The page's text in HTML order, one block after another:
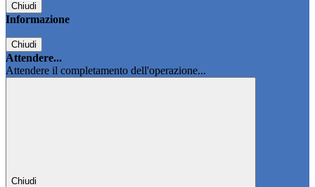
Chiudi
Informazione
Chiudi
Attendere...
Attendere il completamento dell'operazione...
Chiudi